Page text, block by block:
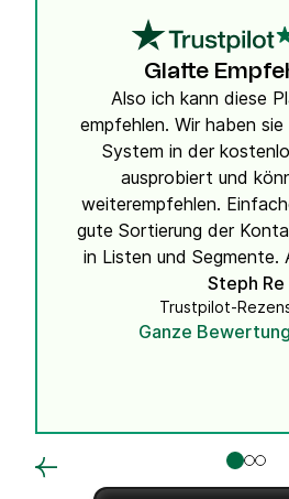
Glatte
Also ich kann diese
empfehlen. Wir haben
System in der
ausprobiert und
weiterempfehlen.
gute Sortierung der
in Listen und Segmente.
verstehen undSteph Re
Trustpilot-
Ganze